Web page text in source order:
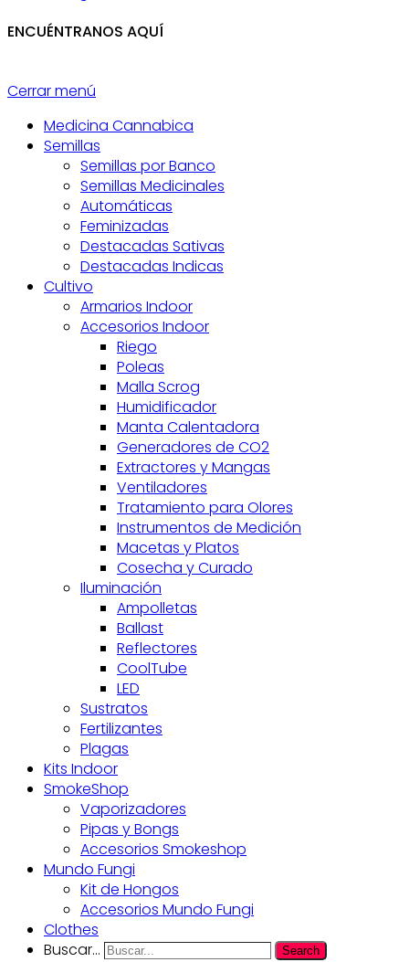
ENCUÉNTRANOS AQUÍ
Cerrar menú
Medicina Cannabica
Semillas
Semillas por Banco
Semillas Medicinales
Automáticas
Feminizadas
Destacadas Sativas
Destacadas Indicas
Cultivo
Armarios Indoor
Accesorios Indoor
Riego
Poleas
Malla Scrog
Humidificador
Manta Calentadora
Generadores de CO2
Extractores y Mangas
Ventiladores
Tratamiento para Olores
Instrumentos de Medición
Macetas y Platos
Cosecha y Curado
Iluminación
Ampolletas
Ballast
Reflectores
CoolTube
LED
Sustratos
Fertilizantes
Plagas
Kits Indoor
SmokeShop
Vaporizadores
Pipas y Bongs
Accesorios Smokeshop
Mundo Fungi
Kit de Hongos
Accesorios Mundo Fungi
Clothes
Buscar...
Search